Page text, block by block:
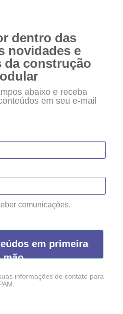
dentro das
novidades e
da construção
abaixo e receba
em seu e-mail
comunicações.
em primeira
mão
informações de contato para